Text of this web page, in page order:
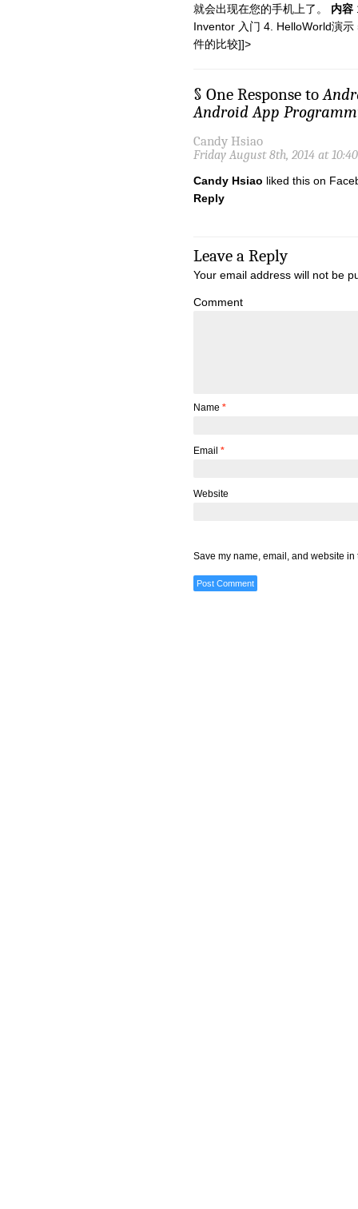
就会出现在您的手机上了。 内容
Inventor 入门 4. HelloWorld演
件的比较]]>
§ One Response to
Android App
Candy Hsiao
Friday August 8th, 2014 at
Candy Hsiao liked this on
Reply
Leave a Reply
Your email address will not be
Comment
Name *
Email *
Website
Save my name, email, and website